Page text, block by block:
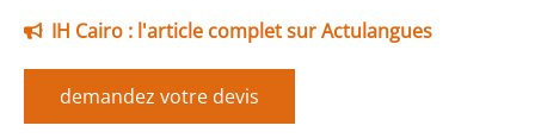
IH Cairo : l'article complet sur Actulangues
demandez votre devis